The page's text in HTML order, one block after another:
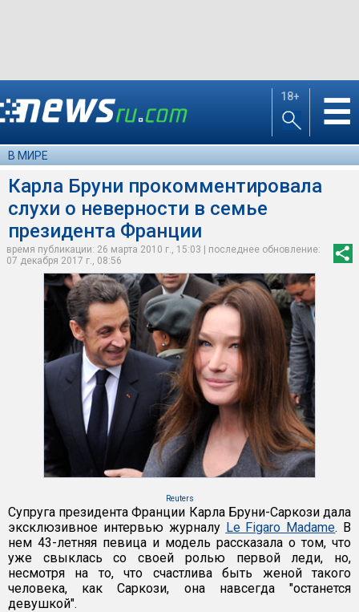
18+ ☰
В МИРЕ
Карла Бруни прокомментировала
слухи о неверности в семье
президента Франции
время публикации: 26 марта 2010 г., 15:03 | последнее обновление:
07 декабря 2017 г., 08:56
Reuters
Супруга президента Франции Карла Бруни-Саркози дала
эксклюзивное интервью журналу Le Figaro Madame. В
нем 43-летняя певица и модель рассказала о том, что
уже свыклась со своей ролью первой леди, но,
несмотря на то, что счастлива быть женой такого
человека, как Саркози, она навсегда "останется
девушкой".